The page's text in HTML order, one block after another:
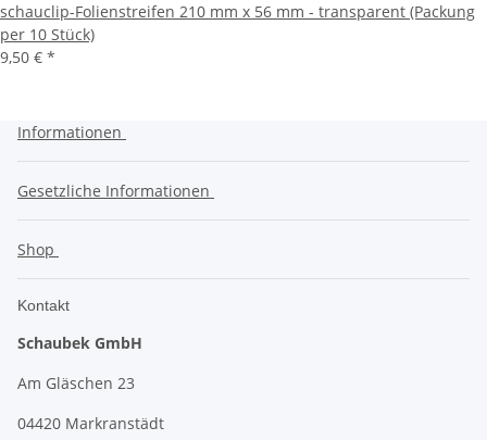
schauclip-Folienstreifen 210 mm x 56 mm - transparent (Packung
per 10 Stück)
9,50 € *
Informationen
Gesetzliche Informationen
Shop
Kontakt
Schaubek GmbH
Am Gläschen 23
04420 Markranstädt